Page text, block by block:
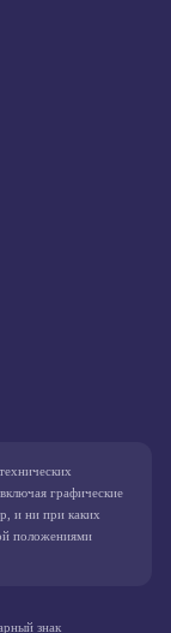
графические
и ни при каких
положениями
знак